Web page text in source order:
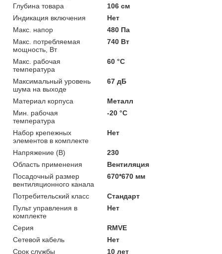
Глубина товара
106 см
Индикация включения
Нет
Макс. напор
480 Па
Макс. потребляемая
мощность, Вт
740 Вт
Макс. рабочая
температура
60 °С
Максимальный уровень
шума на выходе
67 дБ
Материал корпуса
Металл
Мин. рабочая
температура
-20 °С
Набор крепежных
элементов в комплекте
Нет
Напряжение (В)
230
Область применения
Вентиляция
Посадочный размер
вентиляционного канала
670*670 мм
Потребительский класс
Стандарт
Пульт управления в
комплекте
Нет
Серия
RMVE
Сетевой кабель
Нет
Срок службы
10 лет